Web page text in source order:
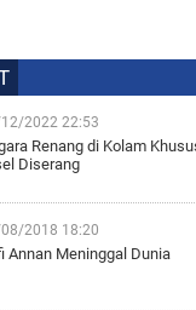
2022 22:53
Renang di Kolam
Diserang
2018 18:20
Annan Meninggal Dunia